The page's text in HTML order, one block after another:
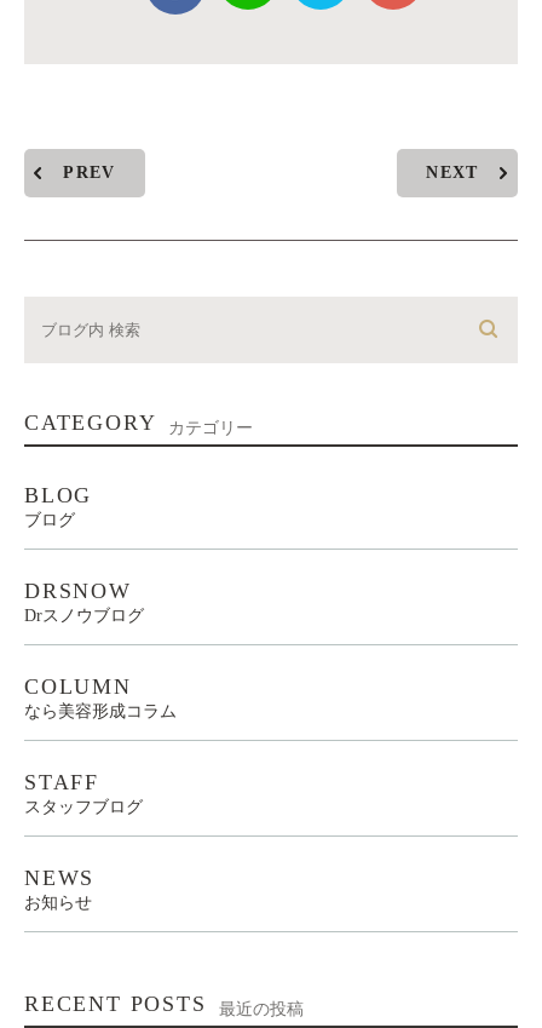
PREV NEXT
CATEGORY カテゴリー
BLOG
ブログ
DRSNOW
Drスノウブログ
COLUMN
なら美容形成コラム
STAFF
スタッフブログ
NEWS
お知らせ
RECENT POSTS 最近の投稿